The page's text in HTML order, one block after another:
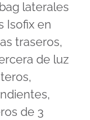
laterales
Isofix en
traseros,
de luz
de 3